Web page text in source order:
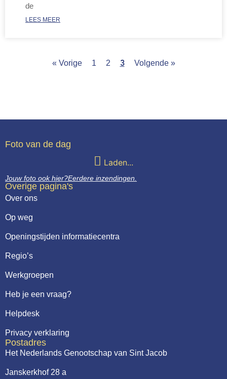
de
LEES MEER
« Vorige 1 2 3 Volgende »
Foto van de dag
Laden...
Jouw foto ook hier?Eerdere inzendingen.
Overige pagina's
Over ons
Op weg
Openingstijden informatiecentra
Regio’s
Werkgroepen
Heb je een vraag?
Helpdesk
Privacy verklaring
Postadres
Het Nederlands Genootschap van Sint Jacob
Janskerkhof 28 a